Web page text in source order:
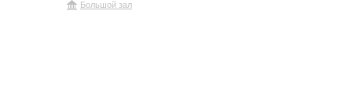
Большой зал